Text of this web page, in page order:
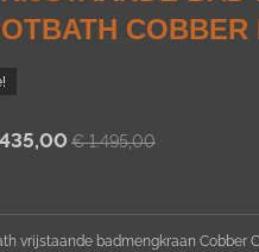
COBBER
€ 1.495,00
vrijstaande badmengkraan Cobber